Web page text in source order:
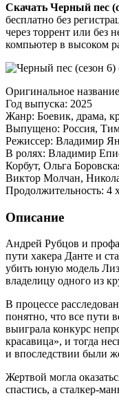
Скачать Черный пес
бесплатно без
через торрент или без
компьютер в высоком
Оригинальное
Год выпуска: 2025
Жанр: Боевик, драма,
Выпущено: Россия,
Режиссер: Владимир
В ролях: Владимир
Корбут, Ольга
Виктор Молчан,
Продолжительность: 4
Описание
Андрей Рубцов и
пути хакера Данте и
убить юную модель
владелицу одного из
В процессе
понятно, что все пути
выиграла конкурс
красавица», и тогда
и впоследствии были
Жертвой могла
спастись, а сталкер-